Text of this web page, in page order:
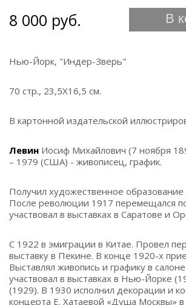
8 000 руб. В
Нью-Йорк, "Индер-Зверь"
70 стр., 23,5Х16,5 см.
В картонной издательской
Левин Иосиф Михайлович (7 ноября
– 1979 (США) - живописец, график.
Получил художественное образование
После революции 1917 перемещался
участвовал в выставках в Саратове и
С 1922 в эмиграции в Китае. Провел
выставку в Пекине. В конце 1920-х
Выставлял живопись и графику в
участвовал в выставках в Нью-Йорке
(1929). В 1930 исполнил декорации и
концерта Е. Хатаевой «Душа Москвы» в